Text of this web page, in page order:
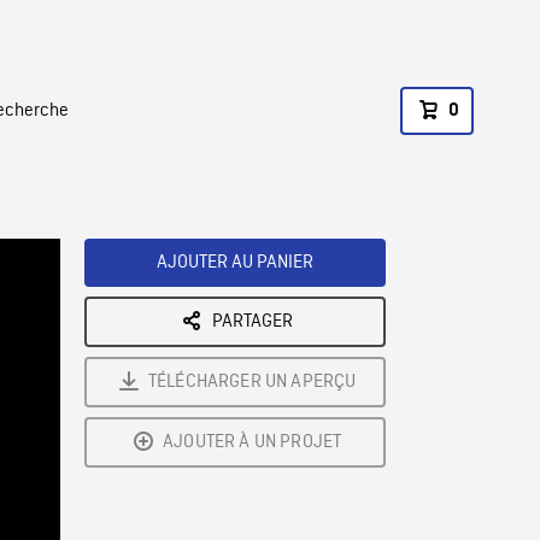
0
AJOUTER AU PANIER
PARTAGER
TÉLÉCHARGER UN APERÇU
AJOUTER À UN PROJET